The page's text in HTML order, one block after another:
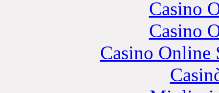
Casino
Casino
Casino